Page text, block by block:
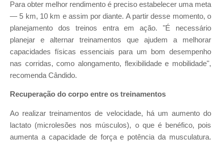
Para obter melhor rendimento é preciso estabelecer uma meta
— 5 km, 10 km e assim por diante. A partir desse momento, o
planejamento dos treinos entra em ação. "É necessário
planejar e alternar treinamentos que ajudem a melhorar
capacidades físicas essenciais para um bom desempenho
nas corridas, como alongamento, flexibilidade e mobilidade",
recomenda Cândido.
Recuperação do corpo entre os treinamentos
Ao realizar treinamentos de velocidade, há um aumento do
lactato (microlesões nos músculos), o que é benéfico, pois
aumenta a capacidade de força e potência da musculatura.